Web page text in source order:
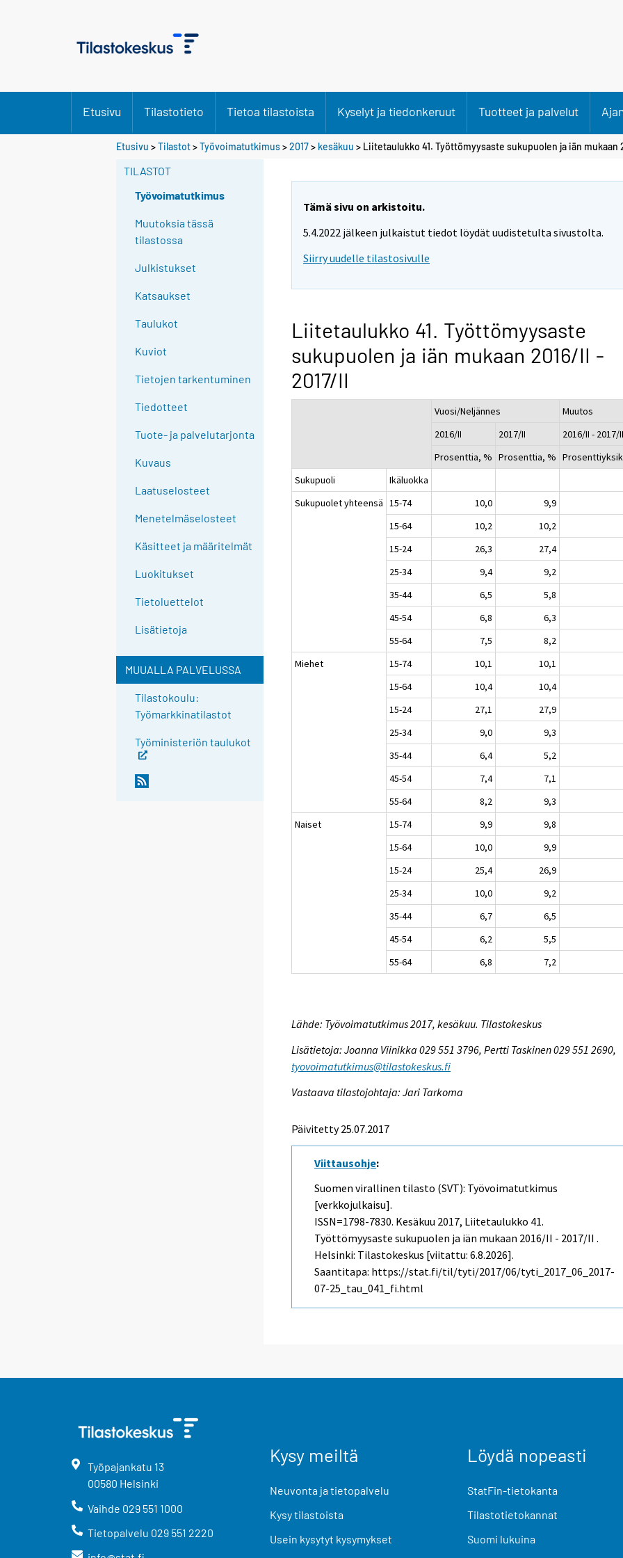
Etusivu Tilastotieto Tietoa tilastoista Kyselyt ja tiedonkeruut Tuotteet ja palvelut
Etusivu >Tilastot>Työvoimatutkimus>2017> kesäkuu > Liitetaulukko 41. Työttömyysaste sukupuolen ja iän mukaan
TILASTOT
Työvoimatutkimus
Muutoksia tässä
tilastossa
Julkistukset
Katsaukset
Taulukot
Kuviot
Tietojen tarkentuminen
Tiedotteet
Tuote- ja palvelutarjonta
Kuvaus
Laatuselosteet
Menetelmäselosteet
Käsitteet ja määritelmät
Luokitukset
Tietoluettelot
Lisätietoja
MUUALLA PALVELUSSA
Tilastokoulu:
Työmarkkinatilastot
Työministeriön taulukot
Tämä sivu on arkistoitu.
5.4.2022 jälkeen julkaistut tiedot löydät uudistetulta sivustolta.
Siirry uudelle tilastosivulle
Liitetaulukko 41. Työttömyysaste
sukupuolen ja iän mukaan 2016/II -
2017/II
Vuosi/Neljännes
Muutos
2016/II
2017/II
2016/II - 2017/II
Prosenttia, % Prosenttia, %
Sukupuoli
Ikäluokka
Sukupuolet yhteensä 15-74 10,0 9,9
15-64
10,2 10,2
15-24
26,3 27,4
25-34
9,4 9,2
35-44
6,5 5,8
45-54
6,8 6,3
55-64
7,5 8,2
Miehet
15-74 10,1 10,1
15-64
10,4 10,4
15-24
27,1 27,9
25-34
9,0 9,3
35-44
6,4 5,2
45-54
7,4 7,1
55-64
8,2 9,3
Naiset
15-74 9,9 9,8
15-64
10,0 9,9
15-24
25,4 26,9
25-34
10,0 9,2
35-44
6,7 6,5
45-54
6,2 5,5
55-64
6,8 7,2
Lähde: Työvoimatutkimus 2017, kesäkuu. Tilastokeskus
Lisätietoja: Joanna Viinikka 029 551 3796, Pertti Taskinen 029 551 2690,
tyovoimatutkimus@tilastokeskus.fi
Vastaava tilastojohtaja: Jari Tarkoma
Päivitetty 25.07.2017
Viittausohje:
Suomen virallinen tilasto (SVT): Työvoimatutkimus
[verkkojulkaisu].
ISSN=1798-7830. Kesäkuu 2017, Liitetaulukko 41.
Työttömyysaste sukupuolen ja iän mukaan 2016/II - 2017/II .
Helsinki: Tilastokeskus [viitattu: 6.8.2026].
Saantitapa: https://stat.fi/til/tyti/2017/06/tyti_2017_06_2017-
07-25_tau_041_fi.html
Työpajankatu 13
00580 Helsinki
Vaihde 029 551 1000
Tietopalvelu 029 551 2220
Kysy meiltä
Neuvonta ja tietopalvelu
Kysy tilastoista
Usein kysytyt kysymykset
Löydä nopeasti
StatFin-tietokanta
Tilastotietokannat
Suomi lukuina